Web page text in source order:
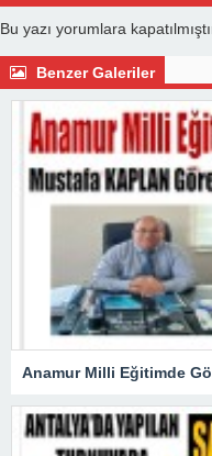
Bu yazı yorumlara
Benzer Galeriler